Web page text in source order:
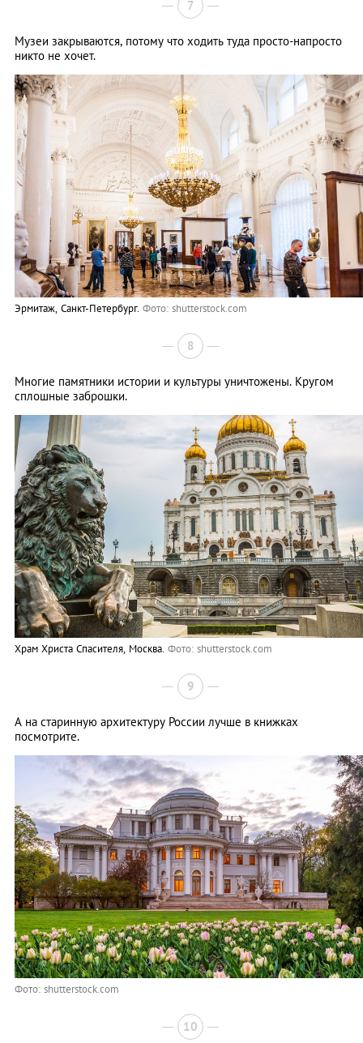
7
Музеи закрываются, потому что ходить туда просто-напросто
никто не хочет.
Эрмитаж, Санкт-Петербург. Фото: shutterstock.com
8
Многие памятники истории и культуры уничтожены. Кругом
сплошные заброшки.
Храм Христа Спасителя, Москва. Фото: shutterstock.com
9
А на старинную архитектуру России лучше в книжках
посмотрите.
Фото: shutterstock.com
10